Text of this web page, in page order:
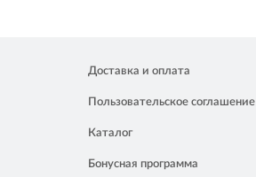
Доставка и оплата
Пользовательское соглашение
Каталог
Бонусная программа